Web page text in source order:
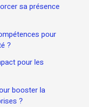
sa présence
pour
?
pour les
booster la
?